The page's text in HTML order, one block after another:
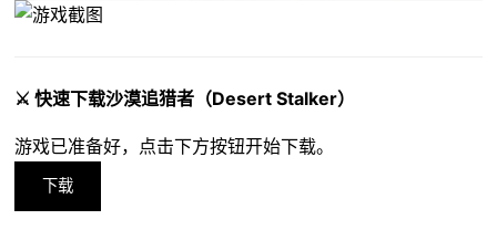
⚔️ 快速下载沙漠追猎者（Desert Stalker）
游戏已准备好，点击下方按钮开始下载。
下载